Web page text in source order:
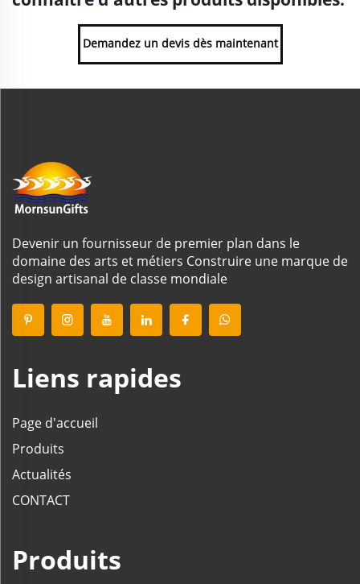
Demandez un devis dès maintenant
Devenir un fournisseur de premier plan dans le
domaine des arts et métiers Construire une marque de
design artisanal de classe mondiale
Liens rapides
Page d'accueil
Produits
Actualités
CONTACT
Produits